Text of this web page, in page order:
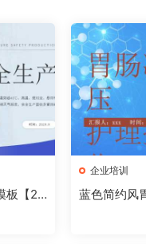
板【20
企业培训
蓝色简约风